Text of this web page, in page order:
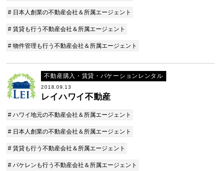
# 日本人創業の不動産会社＆所属エージェント
# 賃貸も行う不動産会社＆所属エージェント
# 物件管理も行う不動産会社＆所属エージェント
不動産購入・賃貸・バケーションレンタル
2018.09.13
レイハワイ不動産
# ハワイ地元の不動産会社＆所属エージェント
# 日本人創業の不動産会社＆所属エージェント
# 賃貸も行う不動産会社＆所属エージェント
# バケレンも行う不動産会社＆所属エージェント